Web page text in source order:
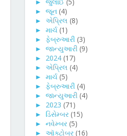
► જૂન (4)
► એપ્રિલ (8)
► માર્ચ (1)
► ફેબ્રુઆરી (3)
► જાન્યુઆરી (9)
► 2024 (17)
► એપ્રિલ (4)
► માર્ચ (5)
► ફેબ્રુઆરી (4)
► જાન્યુઆરી (4)
► 2023 (71)
► ડિસેમ્બર (15)
► નવેમ્બર (5)
► ઑક્ટોબર (16)